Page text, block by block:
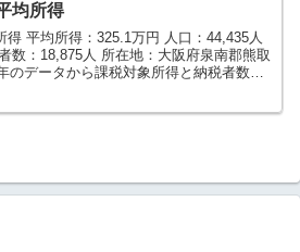
均所得
得 平均所得：325.1万円 人口：44,435人
数：18,875人 所在地：大阪府泉南郡熊取
のデータから課税対象所得と納税者数で